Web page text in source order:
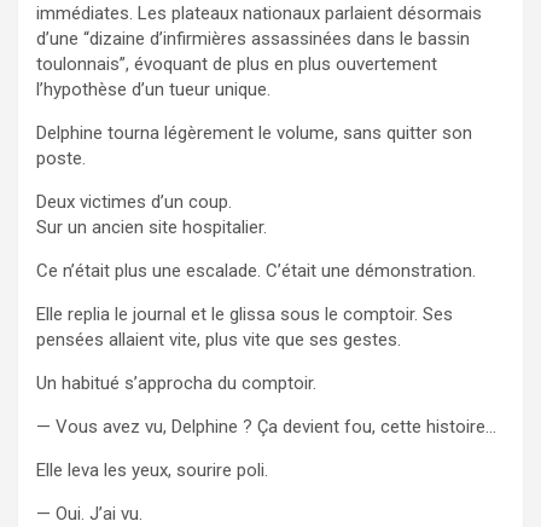
immédiates. Les plateaux nationaux parlaient désormais
d’une “dizaine d’infirmières assassinées dans le bassin
toulonnais”, évoquant de plus en plus ouvertement
l’hypothèse d’un tueur unique.
Delphine tourna légèrement le volume, sans quitter son
poste.
Deux victimes d’un coup.
Sur un ancien site hospitalier.
Ce n’était plus une escalade. C’était une démonstration.
Elle replia le journal et le glissa sous le comptoir. Ses
pensées allaient vite, plus vite que ses gestes.
Un habitué s’approcha du comptoir.
— Vous avez vu, Delphine ? Ça devient fou, cette histoire…
Elle leva les yeux, sourire poli.
— Oui. J’ai vu.